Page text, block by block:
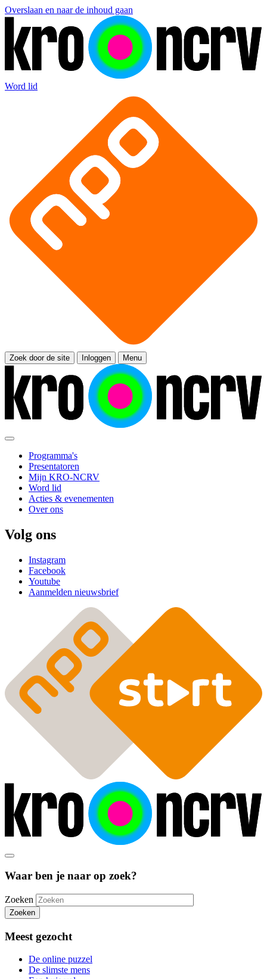
Overslaan en naar de inhoud gaan
Word lid
Zoek door de site Inloggen Menu
Programma's
Presentatoren
Mijn KRO-NCRV
Word lid
Acties & evenementen
Over ons
Volg ons
Instagram
Facebook
Youtube
Aanmelden nieuwsbrief
Waar ben je naar op zoek?
Zoeken
Zoeken
Meest gezocht
De online puzzel
De slimste mens